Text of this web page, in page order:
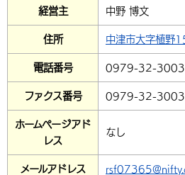
経営主 中野 博文
住所 中津市大字植野
電話番号 0979-32-3003
ファクス番号 0979-32-3003
ホームページアド
レス
なし
メールアドレス